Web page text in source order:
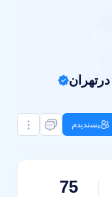
پسندیدم
75